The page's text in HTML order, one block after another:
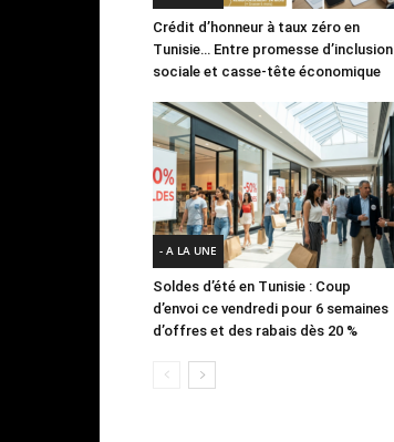
Crédit d’honneur à taux zéro en
Tunisie… Entre promesse d’inclusion
sociale et casse-tête économique
- A LA UNE
Soldes d’été en Tunisie : Coup
d’envoi ce vendredi pour 6 semaines
d’offres et des rabais dès 20 %